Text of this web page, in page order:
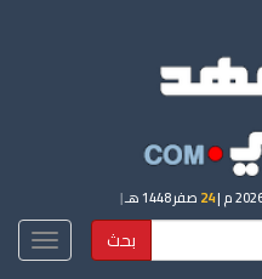
24 صفر 1448 هـ |
بحث